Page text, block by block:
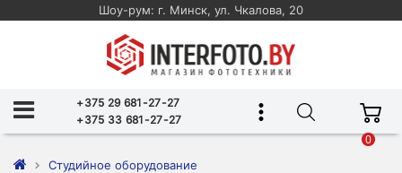
Шоу-рум: г. Минск, ул. Чкалова, 20
+375 29 681-27-27
+375 33 681-27-27
0
Студийное оборудование